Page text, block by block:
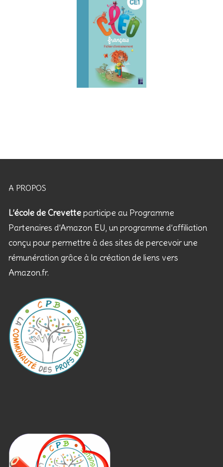
A PROPOS
L’école de Crevetteparticipe au Programme
Partenaires d’Amazon EU, un programme d’affiliation
conçu pour permettre à des sites de percevoir une
rémunération grâce à la création de liens vers
Amazon.fr.